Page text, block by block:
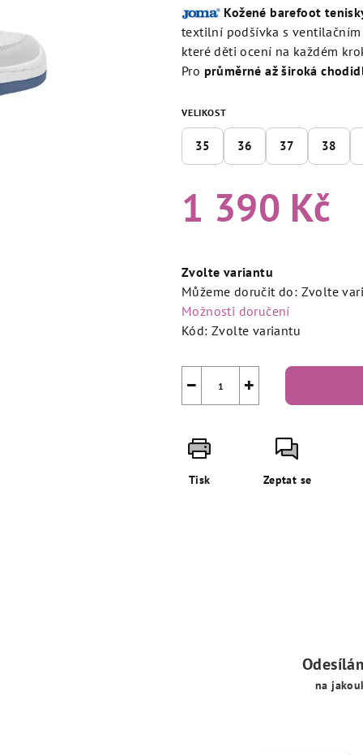
produktu
je
5,0
z
Kožené barefoot
textilní podšívka s
které děti ocení na každém
Pro průměrné až široká
VELIKOST
35 36 37 38
1 390 Kč
cena:
Zvolte variantu
Můžeme doručit do: Zvolte
Možnosti doručení
Kód: Zvolte variantu
+
−
Tisk Zeptat se
na